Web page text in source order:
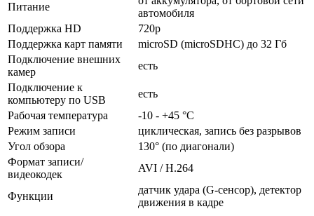
Питание
автомобиля
Поддержка HD
720p
Поддержка карт памяти
microSD (microSDHC) до 32 Гб
Подключение внешних
камер
есть
Подключение к
компьютеру по USB
есть
Рабочая температура
-10 - +45 °C
Режим записи
циклическая, запись без разрывов
Угол обзора
130° (по диагонали)
Формат записи/
видеокодек
AVI / H.264
Функции
датчик удара (G-сенсор), детектор
движения в кадре